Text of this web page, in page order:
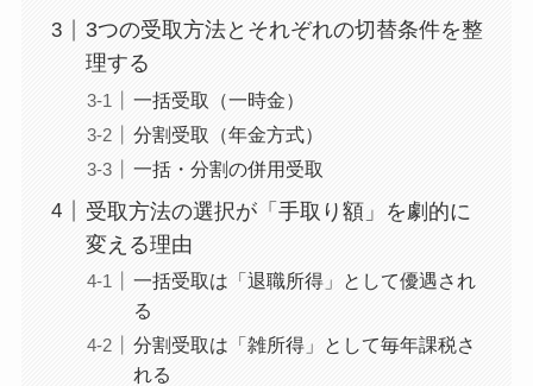
3つの受取方法とそれぞれの切替条件を整
理する
一括受取（一時金）
分割受取（年金方式）
一括・分割の併用受取
受取方法の選択が「手取り額」を劇的に
変える理由
一括受取は「退職所得」として優遇され
る
分割受取は「雑所得」として毎年課税さ
れる